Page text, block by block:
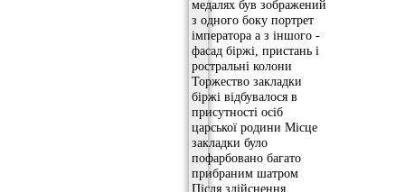
медалях був зображений
з одного боку портрет
імператора а з іншого -
фасад біржі, пристань і
ростральні колони
Торжество закладки
біржі відбувалося в
присутності осіб
царської родини Місце
закладки було
пофарбовано багато
прибраним шатром
Після здійснення